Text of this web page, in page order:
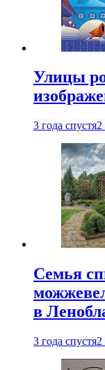
Улицы
3 года спустя2
Семья
в
3 года спустя2